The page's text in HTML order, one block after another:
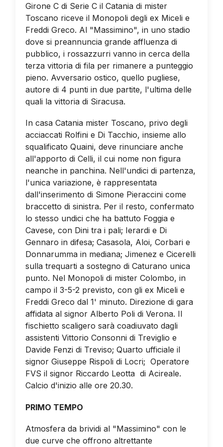
Girone C di Serie C il Catania di mister
Toscano riceve il Monopoli degli ex Miceli e
Freddi Greco. Al "Massimino", in uno stadio
dove si preannuncia grande affluenza di
pubblico, i rossazzurri vanno in cerca della
terza vittoria di fila per rimanere a punteggio
pieno. Avversario ostico, quello pugliese,
autore di 4 punti in due partite, l'ultima delle
quali la vittoria di Siracusa.
In casa Catania mister Toscano, privo degli
acciaccati Rolfini e Di Tacchio, insieme allo
squalificato Quaini, deve rinunciare anche
all'apporto di Celli, il cui nome non figura
neanche in panchina. Nell'undici di partenza,
l'unica variazione, è rappresentata
dall'inserimento di Simone Pieraccini come
braccetto di sinistra. Per il resto, confermato
lo stesso undici che ha battuto Foggia e
Cavese, con Dini tra i pali; Ierardi e Di
Gennaro in difesa; Casasola, Aloi, Corbari e
Donnarumma in mediana; Jimenez e Cicerelli
sulla trequarti a sostegno di Caturano unica
punto. Nel Monopoli di mister Colombo, in
campo il 3-5-2 previsto, con gli ex Miceli e
Freddi Greco dal 1' minuto. Direzione di gara
affidata al signor Alberto Poli di Verona. Il
fischietto scaligero sarà coadiuvato dagli
assistenti Vittorio Consonni di Treviglio e
Davide Fenzi di Treviso; Quarto ufficiale il
signor Giuseppe Rispoli di Locri; Operatore
FVS il signor Riccardo Leotta di Acireale.
Calcio d'inizio alle ore 20.30.
PRIMO TEMPO
Atmosfera da brividi al "Massimino" con le
due curve che offrono altrettante